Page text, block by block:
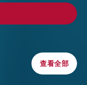
WECHAT
EMAIL
業的發展，及就
學生展示各項人
更了解移居香港
查看全部
查看全部